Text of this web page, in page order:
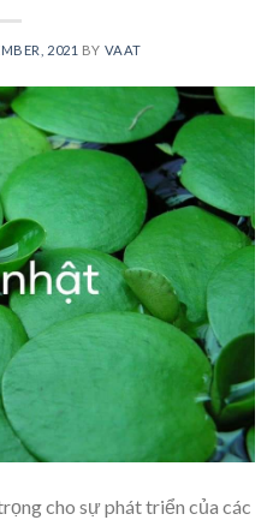
2021 BY VAAT
cho sự phát triển của các